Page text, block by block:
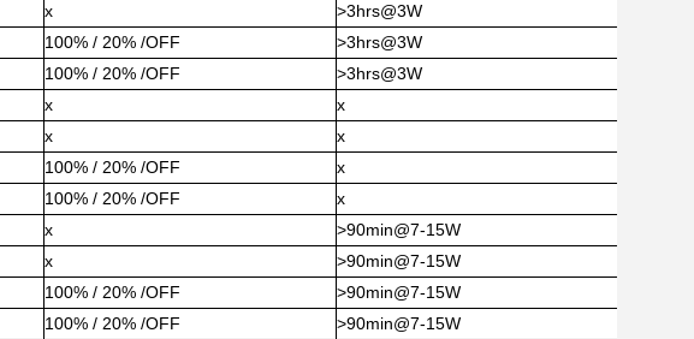
x
>3hrs@3W
100% / 20% /OFF
>3hrs@3W
100% / 20% /OFF
>3hrs@3W
x
x
x
x
100% / 20% /OFF
x
100% / 20% /OFF
x
x
>90min@7-15W
x
>90min@7-15W
100% / 20% /OFF
>90min@7-15W
100% / 20% /OFF
>90min@7-15W